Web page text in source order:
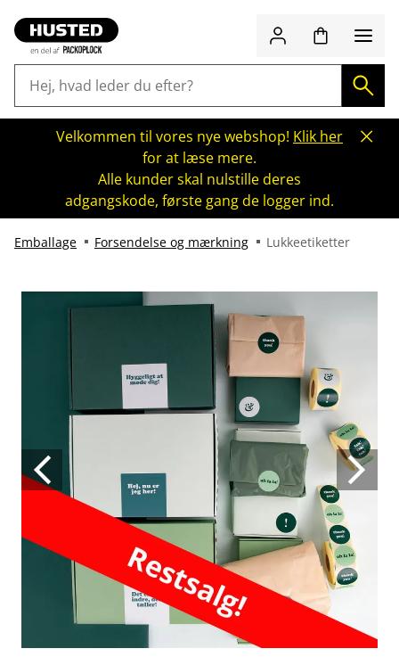
Velkommen til vores nye webshop! Klik her
for at læse mere.
Alle kunder skal nulstille deres
adgangskode, første gang de logger ind.
Emballage Forsendelse og mærkning Lukkeetiketter